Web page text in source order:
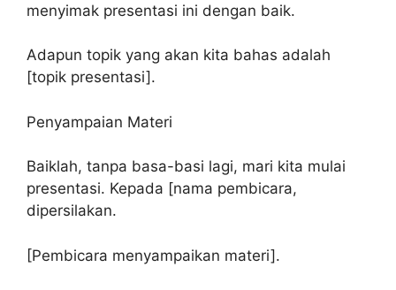
menyimak presentasi ini dengan baik.
Adapun topik yang akan kita bahas adalah
[topik presentasi].
Penyampaian Materi
Baiklah, tanpa basa-basi lagi, mari kita mulai
presentasi. Kepada [nama pembicara,
dipersilakan.
[Pembicara menyampaikan materi].